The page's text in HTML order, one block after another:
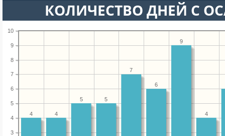
КОЛИЧЕСТВО ДНЕЙ С
3
4
5
6
7
8
9
10
4
9
6
7
5
5
4
4